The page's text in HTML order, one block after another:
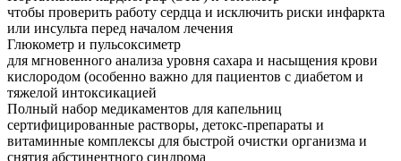
чтобы проверить работу сердца и исключить риски инфаркта
или инсульта перед началом лечения
Глюкометр и пульсоксиметр
для мгновенного анализа уровня сахара и насыщения крови
кислородом (особенно важно для пациентов с диабетом и
тяжелой интоксикацией
Полный набор медикаментов для капельниц
сертифицированные растворы, детокс-препараты и
витаминные комплексы для быстрой очистки организма и
снятия абстинентного синдрома